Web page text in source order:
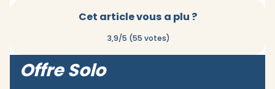
Cet article vous a plu ?
3,9/5 (55 votes)
Offre Solo